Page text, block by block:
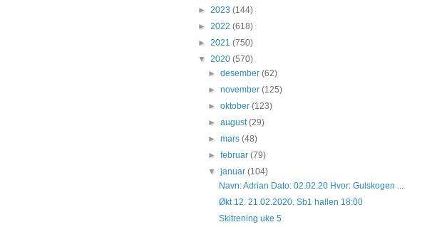
► 2023 (144)
► 2022 (618)
► 2021 (750)
▼ 2020 (570)
►desember(62)
►november(125)
►oktober(123)
►august(29)
►mars(48)
►februar(79)
▼januar(104)
Navn: Adrian Dato: 02.02.20 Hvor: Gulskogen ...
Økt 12. 21.02.2020. Sb1 hallen 18:00
Skitrening uke 5